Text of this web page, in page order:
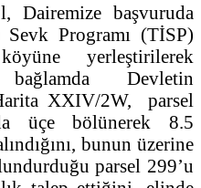
Dairemize başvuruda
Programı (TİSP)
yerleştirilerek
bağlamda Devletin
XXIV/2W, parsel
üçe bölünerek 8.5
bunun üzerine
parsel 299’u